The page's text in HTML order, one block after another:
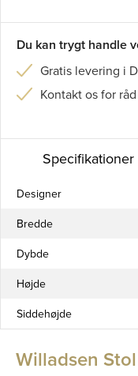
Du kan trygt handle
Gratis levering i
Kontakt os for
Specifikationer
Designer
Bredde
Dybde
Højde
Siddehøjde
Willadsen